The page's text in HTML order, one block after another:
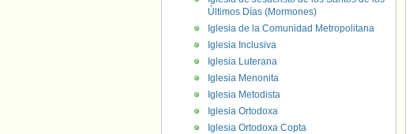
Últimos Días (Mormones)
Iglesia de la Comunidad Metropolitana
Iglesia Inclusiva
Iglesia Luterana
Iglesia Menonita
Iglesia Metodista
Iglesia Ortodoxa
Iglesia Ortodoxa Copta